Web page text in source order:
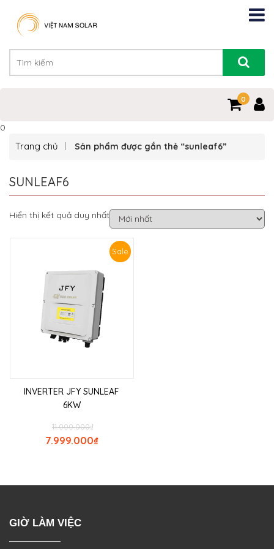
0
0
Trang chủ Sản phẩm được gắn thẻ “sunleaf6”
SUNLEAF6
Hiển thị kết quả duy nhất
Sale
INVERTER JFY SUNLEAF
6KW
₫
11.000.000
₫
7.999.000
GIỜ LÀM VIỆC